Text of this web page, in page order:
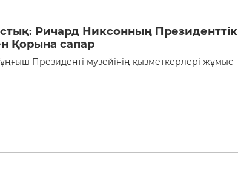
Ричард Никсонның Президенттік
Қорына сапар
Президенті музейінің қызметкерлері жұмыс